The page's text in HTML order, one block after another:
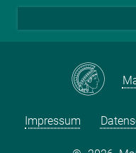
Impressum